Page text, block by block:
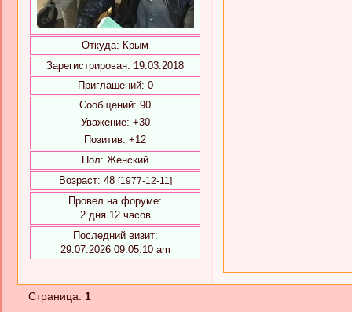
Откуда: Крым
Зарегистрирован: 19.03.2018
Приглашений: 0
Сообщений: 90
Уважение: +30
Позитив: +12
Пол: Женский
Возраст: 48 [1977-12-11]
Провел на форуме:
2 дня 12 часов
Последний визит:
29.07.2026 09:05:10 am
Страница: 1